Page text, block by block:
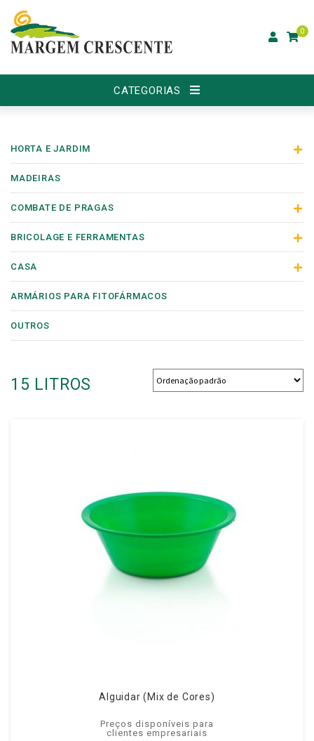
0
CATEGORIAS
HORTA E JARDIM
MADEIRAS
COMBATE DE PRAGAS
BRICOLAGE E FERRAMENTAS
CASA
ARMÁRIOS PARA FITOFÁRMACOS
OUTROS
15 LITROS
Alguidar (Mix de Cores)
Preços disponíveis para
clientes empresariais